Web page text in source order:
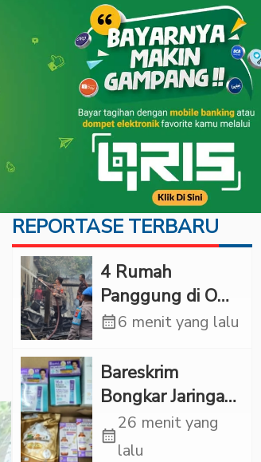
REPORTASE TERBARU
‎4 Rumah
Panggung di OKI
Ludes Terbakar,
Rp1 Miliar
calendar_month6 menit yang lalu
Bareskrim
Bongkar Jaringan
Etomidate dari
Thailand, 4
calendar_month
26 menit yang
lalu